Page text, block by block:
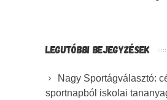
LEGUTÓBBI BEJEGYZÉSEK
Nagy Sportágválasztó:
sportnapból iskolai